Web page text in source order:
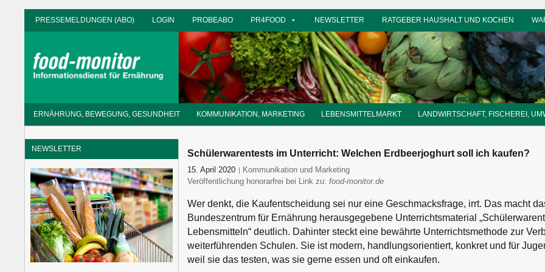
Zum
Inhalt
PRESSEMELDUNGEN (ABO) LOGIN PROBEABO PR4FOOD NEWSLETTER RATGEBER HAUSHALT UND KOCHEN
Informationsdienst
ERNÄHRUNG, BEWEGUNG, GESUNDHEIT KOMMUNIKATION, MARKETING LEBENSMITTELMARKT LANDWIRTSCHAFT, FISCHEREI,
Schülerwarentests im Unterricht: Welchen Erdbeerjoghurt soll ich kaufen?
15. April 2020 food-monitor
Kommunikation und Marketing
Veröffentlichung honorarfrei bei Link zu: food-monitor.de
Wer denkt, die Kaufentscheidung sei nur eine Geschmacksfrage, irrt. Das macht
Bundeszentrum für Ernährung herausgegebene Unterrichtsmaterial
Lebensmitteln“ deutlich. Dahinter steckt eine bewährte Unterrichtsmethode zur
weiterführenden Schulen. Sie ist modern, handlungsorientiert, konkret und für
weil sie das testen, was sie gerne essen und oft einkaufen.
NEWSLETTER